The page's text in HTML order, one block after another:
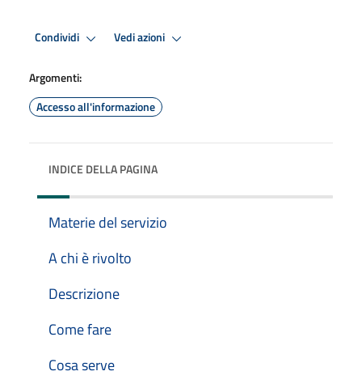
Condividi Vedi azioni
Argomenti:
Accesso all'informazione
INDICE DELLA PAGINA
Materie del servizio
A chi è rivolto
Descrizione
Come fare
Cosa serve